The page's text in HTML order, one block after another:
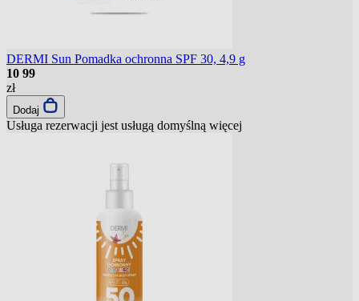
DERMI Sun Pomadka ochronna SPF 30, 4,9 g
10 99
zł
Dodaj
Usługa rezerwacji jest usługą domyślną więcej